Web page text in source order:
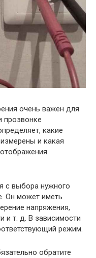
очень важен для
прозвонке
какие
и какая
с выбора нужного
Он может иметь
напряжения,
и т. д. В зависимости
режим.
обратите